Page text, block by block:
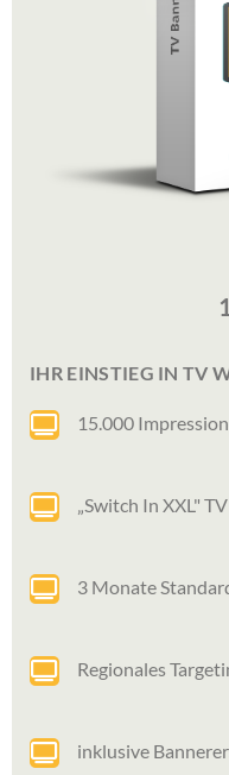
IHR EINSTIEG IN TV
15.000
„Switch In XXL"
3 Monate
Regionales
inklusive